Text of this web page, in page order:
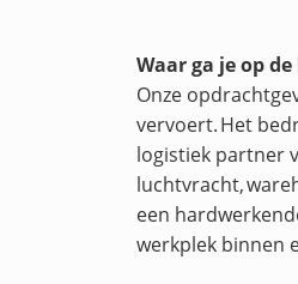
Waar ga je op
Onze
vervoert. Het
logistiek partner
luchtvracht,
een
werkplek binnen